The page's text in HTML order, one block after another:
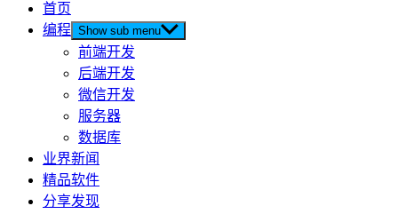
首页
编程 Show sub menu
前端开发
后端开发
微信开发
服务器
数据库
业界新闻
精品软件
分享发现